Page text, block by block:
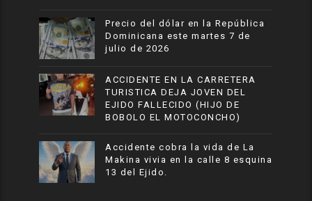
Precio del dólar en la República
Dominicana este martes 7 de
julio de 2026
ACCIDENTE EN LA CARRETERA
TURISTICA DEJA JOVEN DEL
EJIDO FALLECIDO (HIJO DE
BOBOLO EL MOTOCONCHO)
Accidente cobra la vida de La
Makina vivia en la calle 8 esquina
13 del Ejido.